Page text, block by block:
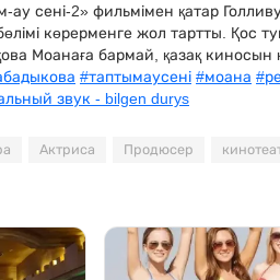
сені-2» фильмімен қатар
көрерменге жол тартты. Қос
Моанаға бармай, қазақ киносын
#таптымаусені #моана
звук - bilgen durys
Актриса Продюсер